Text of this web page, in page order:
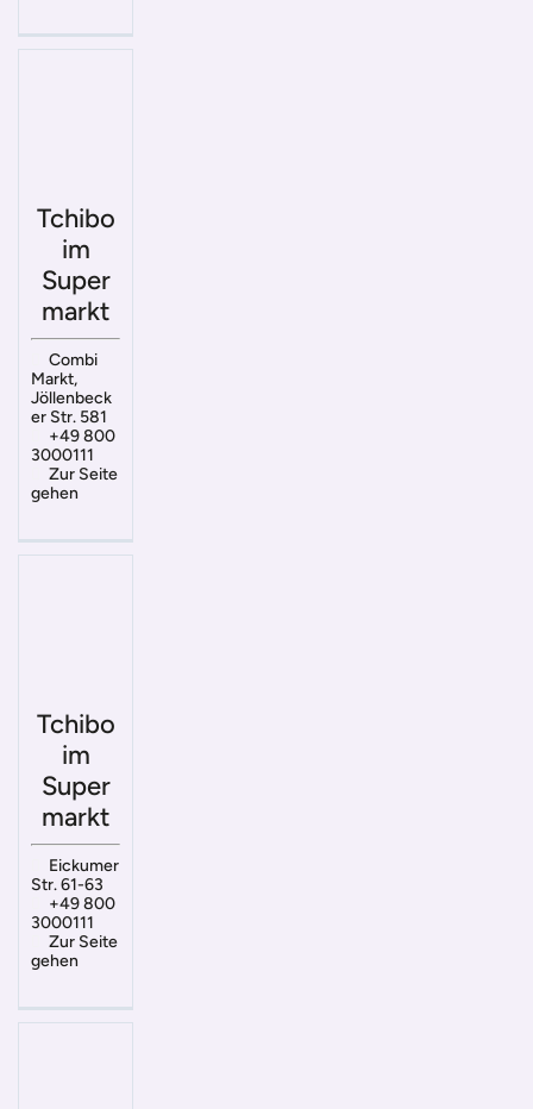
Tchibo
im
Super
markt
Combi
Markt,
Jöllenbeck
er Str. 581
+49 800
3000111
Zur Seite
gehen
Tchibo
im
Super
markt
Eickumer
Str. 61-63
+49 800
3000111
Zur Seite
gehen